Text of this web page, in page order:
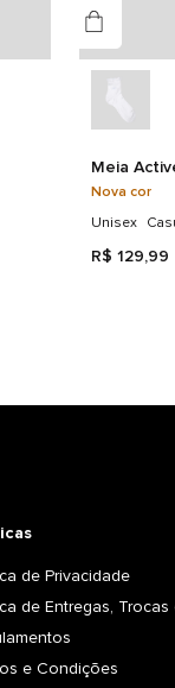
Meia
Nova cor
Unisex
R$ 129,99
de Privacidade
de Entregas,
e Condições